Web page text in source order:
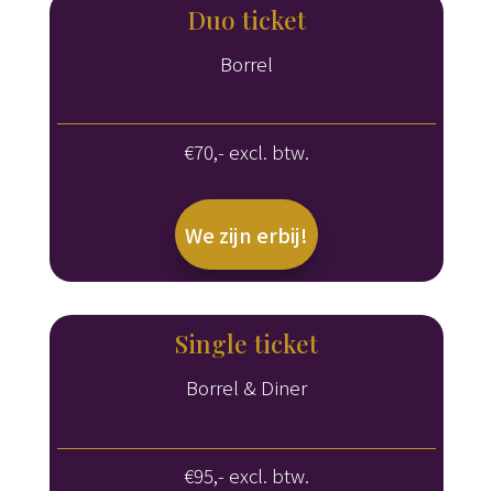
Duo ticket
Borrel
€70,- excl. btw.
We zijn erbij!
Single ticket
Borrel & Diner
€95,- excl. btw.